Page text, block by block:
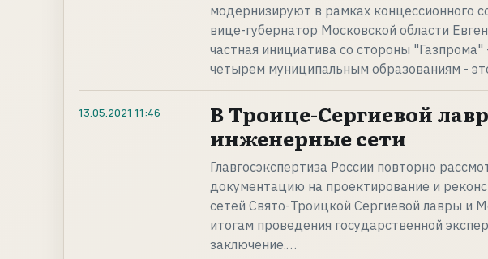
модернизируют в рамках концессионного
вице-губернатор Московской области
частная инициатива со стороны
четырем муниципальным образованиям -
13.05.2021 11:46
В Троице-Сергиевой
инженерные сети
Главгосэкспертиза России повторно
документацию на проектирование и
сетей Свято-Троицкой Сергиевой лавры и
итогам проведения государственной
заключение.…